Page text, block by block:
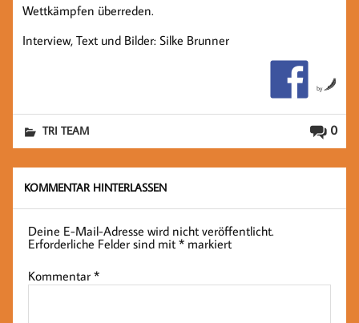
Wettkämpfen überreden.
Interview, Text und Bilder: Silke Brunner
by
0
TRI TEAM
KOMMENTAR HINTERLASSEN
Deine E-Mail-Adresse wird nicht veröffentlicht.
Erforderliche Felder sind mit* markiert
Kommentar*